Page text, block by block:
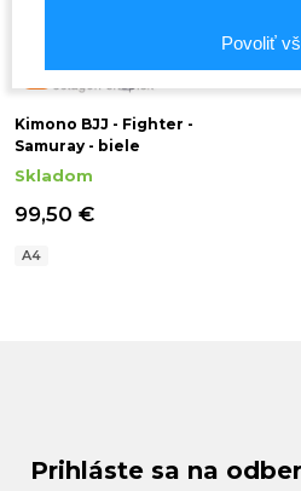
Kimono BJJ - Fighter -
Samuray - biele
Skladom
99,50 €
A4
Prihláste sa na
Povoliť